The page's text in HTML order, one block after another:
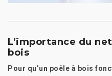
L’importance du
bois
Pour qu’un poêle à bois